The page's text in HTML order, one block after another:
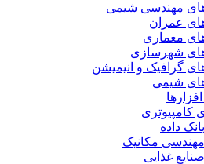
مهندسی شیمی
شهرسازی
و انیمیشن
شیمی
مکانیک
غذایی